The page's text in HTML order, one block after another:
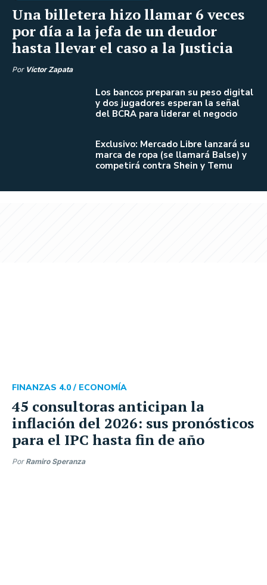
Una billetera hizo llamar 6 veces
por día a la jefa de un deudor
hasta llevar el caso a la Justicia
Por Víctor Zapata
Los bancos preparan su peso digital
y dos jugadores esperan la señal
del BCRA para liderar el negocio
Exclusivo: Mercado Libre lanzará su
marca de ropa (se llamará Balse) y
competirá contra Shein y Temu
45 consultoras anticipan la
inflación del 2026: sus pronósticos
para el IPC hasta fin de año
FINANZAS 4.0 / ECONOMÍA
Por Ramiro Speranza